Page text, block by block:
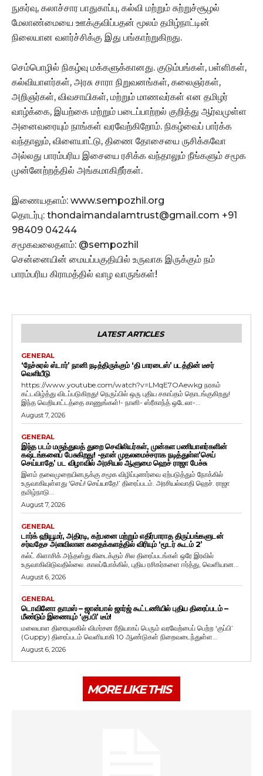
நுகர்வு, கலாச்சார பாதுகாப்பு, கல்வி மற்றும் சுற்றுச்சூழல்
மேலாண்மையை ஊக்குவிப்பதன் மூலம் தமிழ்நாட்டின்
நிலையான வளர்ச்சிக்கு இது பங்காற்றுகிறது.
செம்பொழில் நிகழ்வு மக்களுக்கானது. குடும்பங்கள், பள்ளிகள்,
கல்வியாளர்கள், அரசு சாரா நிறுவனங்கள், கலைஞர்கள்,
அறிஞர்கள், விவசாயிகள், மற்றும் மாணவர்கள் என தமிழர்
வாழ்க்கை, இயற்கை மற்றும் படைப்பாற்றல் குறித்து ஆர்வமுள்ள
அனைவரையும் நாங்கள் வரவேற்கிறோம். நிகழ்வைப் பார்க்க
வந்தாலும், விளையாட்டு, திணை தோசையை ருசிக்கவோ
அல்லது பாரம்பரிய இசையை ரசிக்க வந்தாலும் நீங்களும் சமூக
முன்னேற்றத்தில் அங்கமாகிறீர்கள்.
இணையதளம்: www.sempozhil.org
தொடர்பு: thondaimandalamtrust@gmail.com +91
98409 04244
சமூகவலைதளம்: @sempozhil
சென்னையின் மையப்பகுதியில் உருவாக இருக்கும் நம்
பாரம்பரிய கிராமத்தில் வாழ வாருங்கள்!
LATEST ARTICLES
GENERAL
‘நேச்சுரல் ஸ்டார்’ நானி நடித்திருக்கும் ‘தி பாரடைஸ்’ படத்தின் டீசர்
வெளியீடு
https://www.youtube.com/watch?v=LMqE7OAewkg நரகம்
கட்டவிழ்த்து விடப்படுகிறது! நெருப்பில் ஒரு புதிய சகாப்தம் தொடங்குகிறது!
இந்த வெறியாட்டத்தை காணுங்கள்!- நானி- ஸ்ரீகாந்த் ஒடேலா-...
August 7, 2026
GENERAL
இந்த படம் மருத்துவத் துறை செவிலியர்கள், முன்கள பணியாளர்களின்
கஷ்டங்களைப் பேசுகிறது! -தான் முதலமைச்சராக நடித்துள்ள’செய்
செய்யாதே’ பட விழாவில் அரசியல் ஆளுமை ஹெச் ராஜா பேச்சு
இளம் தலைமுறையினருக்கு சமூக விழிப்புணர்வை ஏற்படுத்தும் நோக்கில்
உருவாகியுள்ளது ‘செய்! செய்யாதே!’ திரைப்படம். அரசியல்வாதி ஹெச். ராஜா
தமிழ்நாடு...
August 7, 2026
GENERAL
டார்க் ஹியூமர், அதிரடி, கற்பனை மற்றும் எதிர்பாராத திருப்பங்களுடன்
சர்வதேச அளவிலான கதைக்களத்தில் விரியும் ‘மூடர் கூடம் 2’
கல்ட் கிளாசிக் அந்தஸ்து கிடைக்கும் சில திரைப்படங்கள் ஒரே இரவில்
உருவாகிவிடுவதில்லை. காலப்போக்கில், புதிய ரசிகர்களை ஈர்த்து, வெளியான...
August 6, 2026
GENERAL
டொவினோ தாமஸ் – ஜான்பால் ஜார்ஜ் கூட்டணியில் புதிய திரைப்படம் –
மீண்டும் இணையும் ‘குப்பி’ டீம்!
மலையாள திரையுலகில் விமர்சன ரீதியாகப் பெரும் வரவேற்பைப் பெற்ற ‘குப்பி’
(Guppy) திரைப்படம் வெளியாகி 10 ஆண்டுகள் நிறைவடைந்துள்ள...
August 6, 2026
MORE LIKE THIS